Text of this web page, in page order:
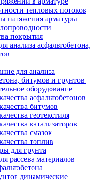
тепловых потоков
натяжения арматуры
покрытия
анализа асфальтобетона,
для анализа
битумов и грунтов
оборудование
асфальтобетонов
битумов
геотекстиля
катализаторов
смазок
топлив
для грунта
рассева материалов
динамические